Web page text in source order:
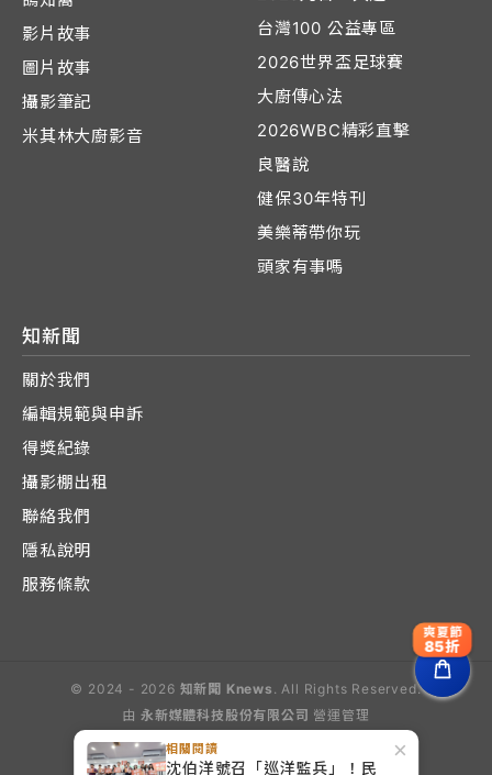
×
相關閱讀
沈伯洋號召「巡洋監兵」！民
影片故事
圖片故事
攝影筆記
米其林大廚影音
台灣100 公益專區
2026世界盃足球賽
大廚傳心法
2026WBC精彩直擊
良醫說
健保30年特刊
美樂蒂帶你玩
頭家有事嗎
知新聞
關於我們
編輯規範與申訴
得獎紀錄
攝影棚出租
聯絡我們
隱私說明
服務條款
© 2024 - 2026 知新聞 Knews . All Rights Reserved.
由 永新媒體科技股份有限公司 營運管理
爽夏節
85折